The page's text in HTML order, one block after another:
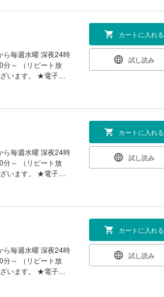
な冒険者ライフは変
ルニアからやって
』再来も!? そして
ら毎週水曜 深夜24時
★電子書
ヴンに嫌われてし
いをしたり裏オー
なってしまう
ていく。 ほのほの
カートに入れる
試し読み
ら毎週水曜 深夜24時
★電子書
た顔ぶれとの合同依
女たちをエスコー
ライフの楽しい過
ていく。 “ほのほ
カートに入れる
試し読み
ら毎週水曜 深夜24時
★電子書
カートに入れる
試し読み